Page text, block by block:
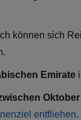
können sich
Emirate
entfliehen.